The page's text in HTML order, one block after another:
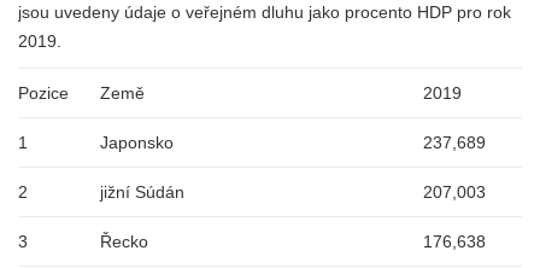
jsou uvedeny údaje o veřejném dluhu jako procento HDP pro rok
2019.
Pozice Země 2019
1 Japonsko 237,689
2 jižní Súdán 207,003
3 Řecko 176,638